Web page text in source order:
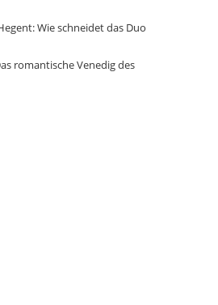
Wie schneidet das Duo
romantische Venedig des